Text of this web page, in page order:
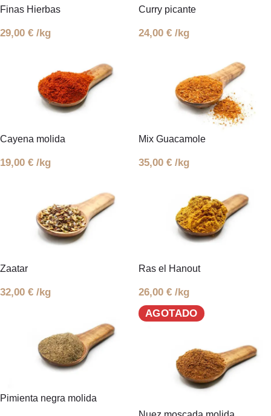
Finas Hierbas
29,00 € /kg
Curry picante
24,00 € /kg
Cayena molida
19,00 € /kg
Mix Guacamole
35,00 € /kg
Zaatar
32,00 € /kg
Ras el Hanout
26,00 € /kg
Pimienta negra molida
AGOTADO